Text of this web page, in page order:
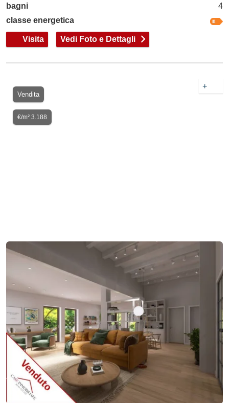
bagni
4
classe energetica
Visita Vedi Foto e Dettagli
Vendita
€/m² 3.188
+